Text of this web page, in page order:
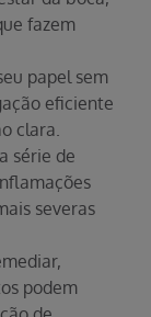
fazem
papel sem
eficiente
clara.
série de
severas
podem